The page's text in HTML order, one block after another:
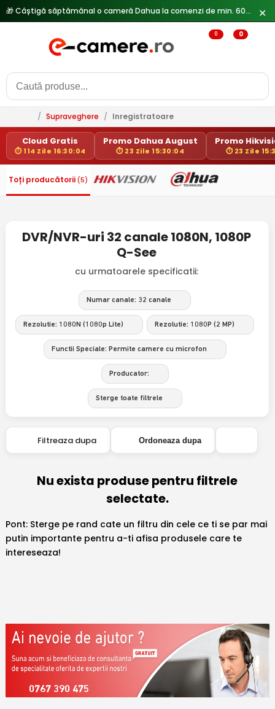
🎁 Câștigă săptămânal o cameră Dahua la comenzi de min. 600 lei — ✕
0 0
/ Supraveghere / Inregistratoare
Cloud Gratis
⏱ 114 Zile 16:30:04
Promo Dahua August
⏱ 23 Zile 15:30:04
Promo
⏱ 23 Zile
Toți producătorii (5)
DVR/NVR-uri 32 canale 1080N, 1080P
Q-See
cu urmatoarele specificatii:
Numar canale: 32 canale
Rezolutie: 1080N (1080p Lite) Rezolutie: 1080P (2 MP)
Functii Speciale: Permite camere cu microfon
Producator:
Sterge toate filtrele
Filtreaza dupa Ordoneaza dupa
Nu exista produse pentru filtrele
selectate.
Pont: Sterge pe rand cate un filtru din cele ce ti se par mai
putin importante pentru a-ti afisa produsele care te
intereseaza!
0767 390 475